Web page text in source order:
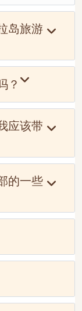
岛旅游
温和，更适合游
。
？
证。
应该带
行鞋、防晒霜和
上适合海滩的泳
的一些
全。
，也门是一个现
分地区没有自动
关重要。这能确